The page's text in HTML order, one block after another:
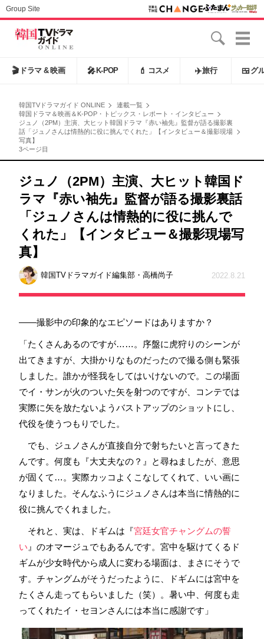
Group Site
🎬 ドラマ & 映画 🎤 K-POP 💄 コスメ ✈️旅行 🍱 グ
韓国TVドラマガイド ONLINE
連載一覧
韓国ドラマ＆映画＆K-POP・トピックス・レポート・インタビュー
ジュノ（2PM）主演、大ヒット韓国ドラマ『赤い袖先』監督が語る撮影裏
話「ジュノさんは情熱的に役に挑んでくれた」【インタビュー＆撮影現場
写真】
3ページ目
ジュノ（2PM）主演、大ヒット韓国ド
ラマ『赤い袖先』監督が語る撮影裏話
「ジュノさんは情熱的に役に挑んで
くれた」【インタビュー＆撮影現場写
真】
韓国TVドラマガイド編集部・高橋尚子 2022.8.21
――撮影中の印象的なエピソードはありますか？
「たくさんあるのですが……。序盤に虎狩りのシーンが
出てきますが、大掛かりなものだったので撮る側も緊張
しました。誰かが怪我をしてはいけないので。この場面
でイ・サンが火のついた矢を射つのですが、コンテでは
実際に矢を放たないようバストアップのショットにし、
代役を使うつもりでした。
でも、ジュノさんが直接自分で射ちたいと言ってきた
んです。何度も『大丈夫なの？』と尋ねましたが、意思
が固くて…。実際カッコよくこなしてくれて、いい画に
なりました。そんなふうにジュノさんは本当に情熱的に
役に挑んでくれました。
それと、実は、ドギムは『宮廷女官チャングムの誓
い 』のオマージュでもあるんです。宮中を駆けてくるド
ギムが少女時代から成人に変わる場面は、まさにそうで
す。チャングムがそうだったように、ドギムには宮中を
たくさん走ってもらいました（笑）。暑い中、何度も走
ってくれたイ・セヨンさんには本当に感謝です」